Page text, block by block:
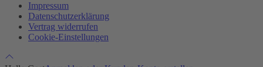
Impressum
Datenschutzerklärung
Vertrag widerrufen
Cookie-Einstellungen